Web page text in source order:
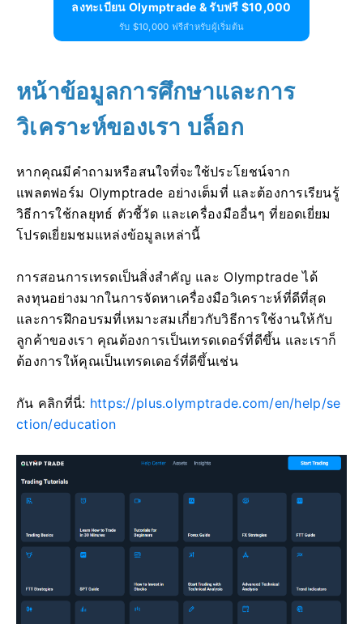
ลงทะเบียน Olymptrade & รับฟรี $10,000
รับ $10,000 ฟรีสำหรับผู้เริ่มต้น
หน้าข้อมูลการศึกษาและการ
วิเคราะห์ของเรา บล็อก
หากคุณมีคำถามหรือสนใจที่จะใช้ประโยชน์จาก
แพลตฟอร์ม Olymptrade อย่างเต็มที่ และต้องการเรียนรู้
วิธีการใช้กลยุทธ์ ตัวชี้วัด และเครื่องมืออื่นๆ ที่ยอดเยี่ยม
โปรดเยี่ยมชมแหล่งข้อมูลเหล่านี้
การสอนการเทรดเป็นสิ่งสำคัญ และ Olymptrade ได้
ลงทุนอย่างมากในการจัดหาเครื่องมือวิเคราะห์ที่ดีที่สุด
และการฝึกอบรมที่เหมาะสมเกี่ยวกับวิธีการใช้งานให้กับ
ลูกค้าของเรา คุณต้องการเป็นเทรดเดอร์ที่ดีขึ้น และเราก็
ต้องการให้คุณเป็นเทรดเดอร์ที่ดีขึ้นเช่น
กัน คลิกที่นี่: https://plus.olymptrade.com/en/help/se
ction/education